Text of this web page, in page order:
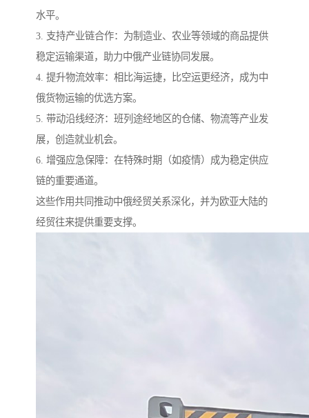
水平。
3. 支持产业链合作：为制造业、农业等领域的商品提供
稳定运输渠道，助力中俄产业链协同发展。
4. 提升物流效率：相比海运捷，比空运更经济，成为中
俄货物运输的优选方案。
5. 带动沿线经济：班列途经地区的仓储、物流等产业发
展，创造就业机会。
6. 增强应急保障：在特殊时期（如疫情）成为稳定供应
链的重要通道。
这些作用共同推动中俄经贸关系深化，并为欧亚大陆的
经贸往来提供重要支撑。